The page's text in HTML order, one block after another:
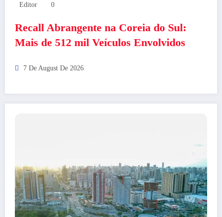
Editor 0
Recall Abrangente na Coreia do Sul:
Mais de 512 mil Veículos Envolvidos
7 De August De 2026